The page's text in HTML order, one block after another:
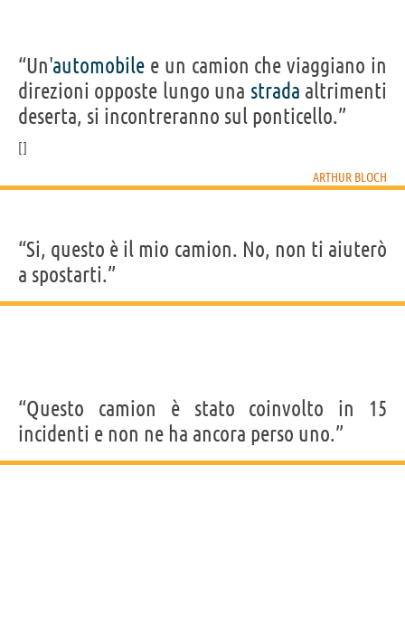
“Un'automobile e un camion che viaggiano in
direzioni opposte lungo una strada altrimenti
deserta, si incontreranno sul ponticello.”
ARTHUR BLOCH
“Si, questo è il mio camion. No, non ti aiuterò
a spostarti.”
“Questo camion è stato coinvolto in 15
incidenti e non ne ha ancora perso uno.”